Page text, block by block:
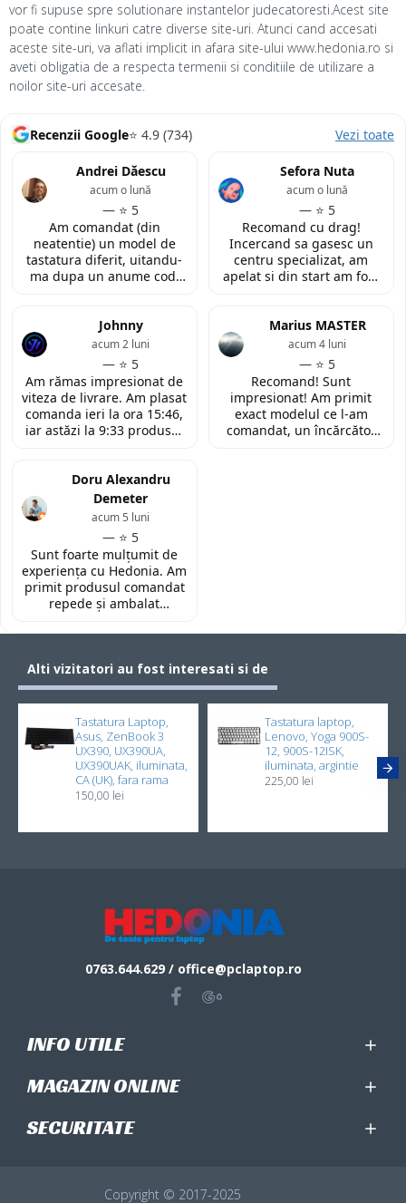
vor fi supuse spre solutionare instantelor judecatoresti.Acest site
poate contine linkuri catre diverse site-uri. Atunci cand accesati
aceste site-uri, va aflati implicit in afara site-ului www.hedonia.ro si
aveti obligatia de a respecta termenii si conditiile de utilizare a
noilor site-uri accesate.
Recenzii Google⭐ 4.9 (734) Vezi toate
Andrei Dăescu
— ⭐ 5
acum o lună
Am comandat (din
neatentie) un model de
tastatura diferit, uitandu-
ma dupa un anume cod.
contactat in urma cererii
de retur si mi-au oferit
modelul potrivit de
tastatura pentru repararea
laptopului. Nu am ce
reprosa! Serviciu prompt si
de incredere!
Sefora Nuta
— ⭐ 5
acum o lună
Recomand cu drag!
Incercand sa gasesc un
centru specializat, am
apelat si din start am fost
fata locului, am fost placut
impresionata de
amabilitatea si priceperea
personalului. Multumesc
tare mult pentru ajutorul
oferit!
Johnny
— ⭐ 5
acum 2 luni
Am rămas impresionat de
viteza de livrare. Am plasat
comanda ieri la ora 15:46,
iar astăzi la 9:33 produsul
exact conform descrierii,
ambalată corespunzător și
la un preț foarte
toată încrederea!
Marius MASTER
— ⭐ 5
acum 4 luni
Recomand! Sunt
impresionat! Am primit
exact modelul ce l-am
comandat, un încărcător
Doru Alexandru
Demeter
— ⭐ 5
acum 5 luni
Sunt foarte mulțumit de
experiența cu Hedonia. Am
primit produsul comandat
repede și ambalat
fost foarte bun față de alte
Alti vizitatori au fost interesati si de
Tastatura Laptop,
Asus, ZenBook 3
UX390, UX390UA,
UX390UAK, iluminata,
CA (UK), fara rama
150,00 lei
Tastatura laptop,
Lenovo, Yoga 900S-
12, 900S-12ISK,
iluminata, argintie
225,00 lei
0763.644.629 / office@pclaptop.ro
INFO UTILE
MAGAZIN ONLINE
SECURITATE
Copyright © 2017-2025